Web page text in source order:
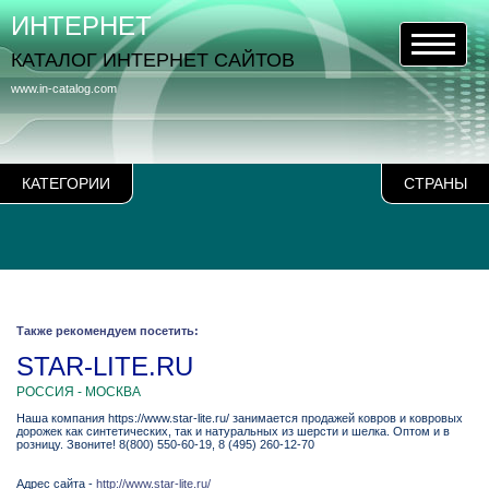
КАТЕГОРИИ СТРАНЫ
www.in-catalog.com
ИНТЕРНЕТ
КАТАЛОГ ИНТЕРНЕТ САЙТОВ
Также рекомендуем посетить:
STAR-LITE.RU
РОССИЯ - МОСКВА
Наша компания https://www.star-lite.ru/ занимается продажей ковров и ковровых
дорожек как синтетических, так и натуральных из шерсти и шелка. Оптом и в
розницу. Звоните! 8(800) 550-60-19, 8 (495) 260-12-70
Адрес сайта - http://www.star-lite.ru/